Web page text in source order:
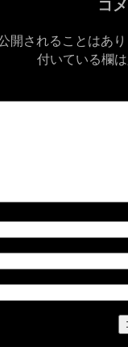
コ
開されることはあり
付いている欄